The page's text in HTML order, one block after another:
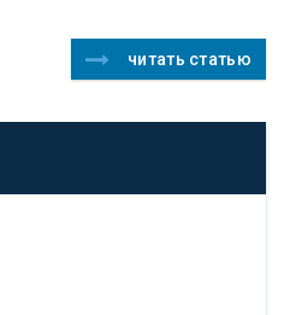
читать статью